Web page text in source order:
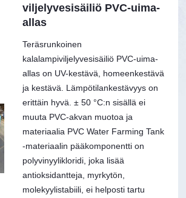
viljelyvesisäiliö PVC-uima-
allas
Teräsrunkoinen
kalalampiviljelyvesisäiliö PVC-uima-
allas on UV-kestävä, homeenkestävä
ja kestävä. Lämpötilankestävyys on
erittäin hyvä. ± 50 °C:n sisällä ei
muuta PVC-akvan muotoa ja
materiaalia PVC Water Farming Tank
-materiaalin pääkomponentti on
polyvinyylikloridi, joka lisää
antioksidantteja, myrkytön,
molekyylistabiili, ei helposti tartu